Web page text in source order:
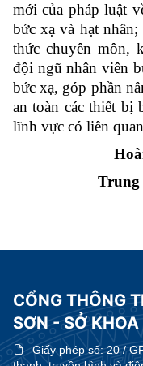
mới của pháp luật
bức xạ và hạt
thức chuyên môn,
đội ngũ nhân viên
bức xạ, góp phần
an toàn các thiết bị
lĩnh vực có liên
Trung
CỔNG THÔNG
SƠN - SỞ
Giấy phép số:20 /